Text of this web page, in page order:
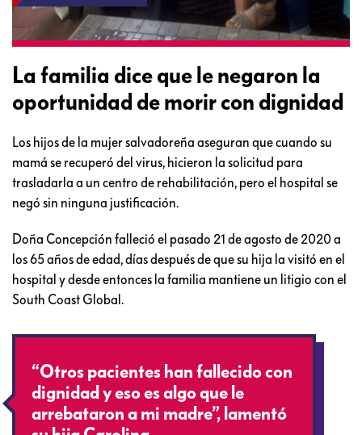
La familia dice que le negaron la
oportunidad de morir con dignidad
Los hijos de la mujer salvadoreña aseguran que cuando su
mamá se recuperó del virus, hicieron la solicitud para
trasladarla a un centro de rehabilitación, pero el hospital se
negó sin ninguna justificación.
Doña Concepción falleció el pasado 21 de agosto de 2020 a
los 65 años de edad, días después de que su hija la visitó en el
hospital y desde entonces la familia mantiene un litigio con el
South Coast Global.
“Otros pacientes han fallecido con
dignidad y eso es algo que le
arrebataron a mi madre”, lamentó